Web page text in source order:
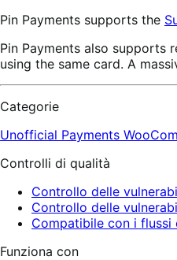
Pin Payments supports the
Pin Payments also supports
using the same card. A
Categorie
Unofficial Payments
Controlli di qualità
Controllo delle
Controllo delle
Compatibile con i flussi
Funziona con